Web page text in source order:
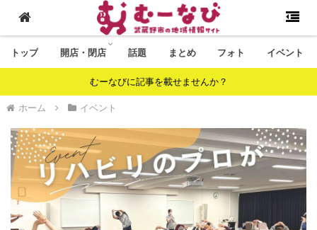
トップ 開店・閉店 話題 まとめ フォト イベント
むーなびに記事を載せませんか？
ホーム イベント